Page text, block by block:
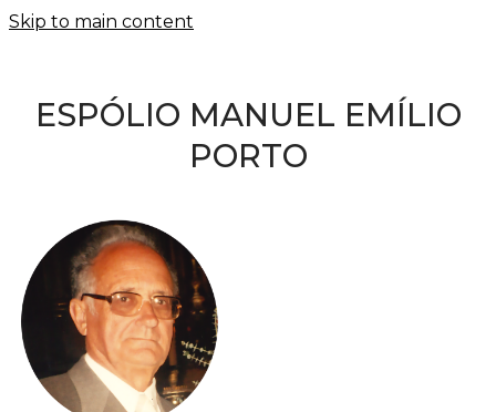
Skip to main content
ESPÓLIO MANUEL EMÍLIO
PORTO